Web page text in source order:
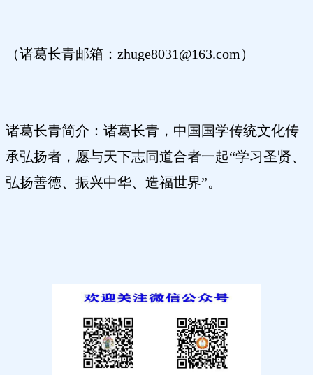
（诸葛长青邮箱：zhuge8031@163.com）
诸葛长青简介：诸葛长青，中国国学传统文化传
承弘扬者，愿与天下志同道合者一起“学习圣贤、
弘扬善德、振兴中华、造福世界”。